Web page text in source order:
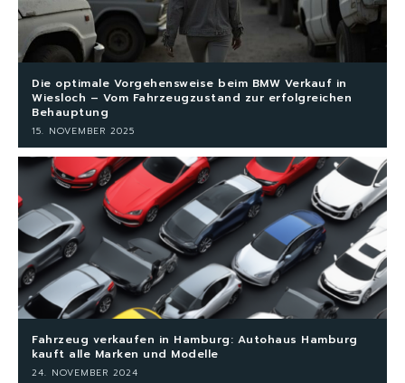
Die optimale Vorgehensweise beim BMW Verkauf in
Wiesloch – Vom Fahrzeugzustand zur erfolgreichen
Behauptung
15. NOVEMBER 2025
Fahrzeug verkaufen in Hamburg: Autohaus Hamburg
kauft alle Marken und Modelle
24. NOVEMBER 2024